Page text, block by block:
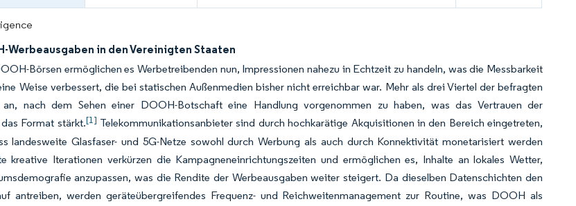
Werbeausgaben in den Vereinigten Staaten
Börsen ermöglichen es Werbetreibenden nun, Impressionen nahezu in Echtzeit zu handeln, was die Messbarkeit
Weise verbessert, die bei statischen Außenmedien bisher nicht erreichbar war. Mehr als drei Viertel der befragten
an, nach dem Sehen einer DOOH-Botschaft eine Handlung vorgenommen zu haben, was das Vertrauen der
Format stärkt.[1] Telekommunikationsanbieter sind durch hochkarätige Akquisitionen in den Bereich eingetreten,
landesweite Glasfaser- und 5G-Netze sowohl durch Werbung als auch durch Konnektivität monetarisiert werden
kreative Iterationen verkürzen die Kampagneneinrichtungszeiten und ermöglichen es, Inhalte an lokales Wetter,
anzupassen, was die Rendite der Werbeausgaben weiter steigert. Da dieselben Datenschichten den
antreiben, werden geräteübergreifendes Frequenz- und Reichweitenmanagement zur Routine, was DOOH als